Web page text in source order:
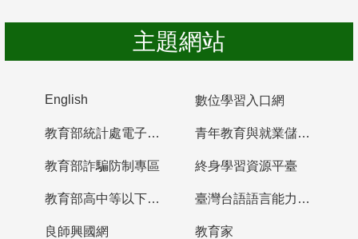
主題網站
English 數位學習入口網
教育部統計處電子書櫃 青年教育與就業儲蓄帳戶
教育部詐騙防制專區 終身學習資源平臺
教育部高中等以下學校及幼兒園教師資格檢定考試 臺灣台語語言能力認證網站
良師興國網
教育家